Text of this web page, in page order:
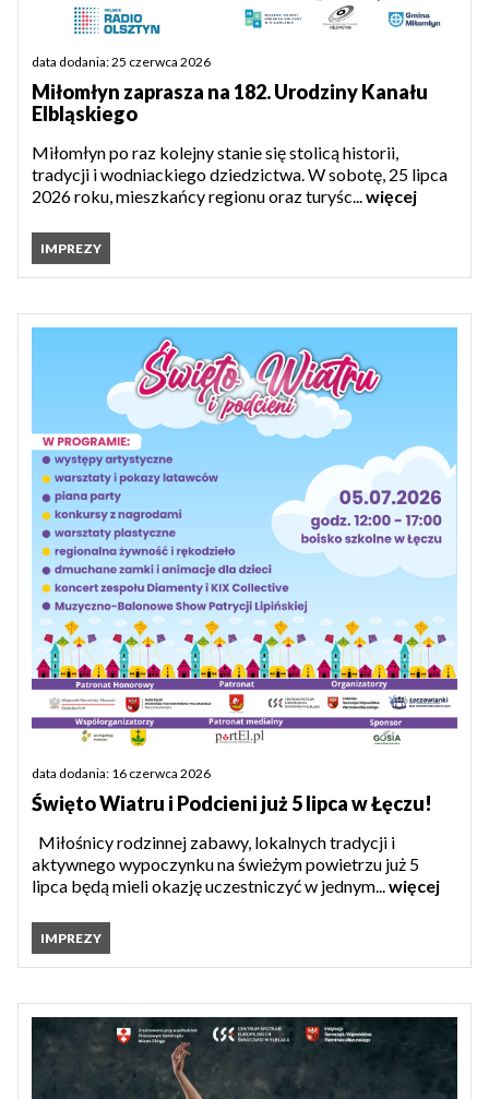
data dodania: 25 czerwca 2026
Miłomłyn zaprasza na 182. Urodziny Kanału
Elbląskiego
Miłomłyn po raz kolejny stanie się stolicą historii,
tradycji i wodniackiego dziedzictwa. W sobotę, 25 lipca
2026 roku, mieszkańcy regionu oraz turyśc...więcej
IMPREZY
data dodania: 16 czerwca 2026
Święto Wiatru i Podcieni już 5 lipca w Łęczu!
Miłośnicy rodzinnej zabawy, lokalnych tradycji i
aktywnego wypoczynku na świeżym powietrzu już 5
lipca będą mieli okazję uczestniczyć w jednym...więcej
IMPREZY